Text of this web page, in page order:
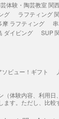
体験・陶芸教室 関
グ ラフティング
摩 ラフティング
ダイビング SUP
ソビュー！ギフト
体験内容、利用
す。ただし、比